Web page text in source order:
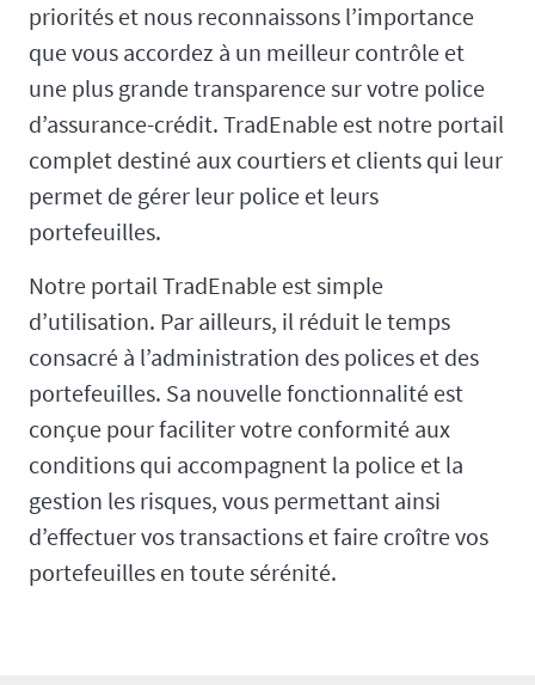
priorités et nous reconnaissons l’importance
que vous accordez à un meilleur contrôle et
une plus grande transparence sur votre police
d’assurance-crédit. TradEnable est notre portail
complet destiné aux courtiers et clients qui leur
permet de gérer leur police et leurs
portefeuilles.
Notre portail TradEnable est simple
d’utilisation. Par ailleurs, il réduit le temps
consacré à l’administration des polices et des
portefeuilles. Sa nouvelle fonctionnalité est
conçue pour faciliter votre conformité aux
conditions qui accompagnent la police et la
gestion les risques, vous permettant ainsi
d’effectuer vos transactions et faire croître vos
portefeuilles en toute sérénité.